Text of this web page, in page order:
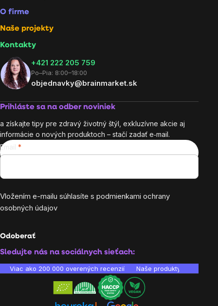
O firme
Naše projekty
Kontakty
+421 222 205 759
Po–Pia: 8:00–18:00
objednavky@brainmarket.sk
Prihláste sa na odber noviniek
a získajte tipy pre zdravý životný štýl, exkluzívne akcie aj
informácie o nových produktoch – stačí zadať e‑mail.
Email
Vložením e-mailu súhlasíte s podmienkami ochrany
osobných údajov
Odoberať
Sledujte nás na sociálnych sieťach:
Viac ako 200 000 overených recenzií Naše produkty sú